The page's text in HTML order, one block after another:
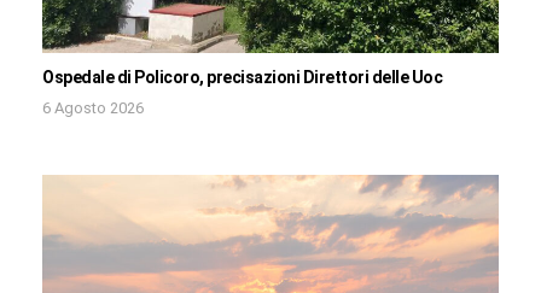
Ospedale di Policoro, precisazioni Direttori delle Uoc
6 Agosto 2026